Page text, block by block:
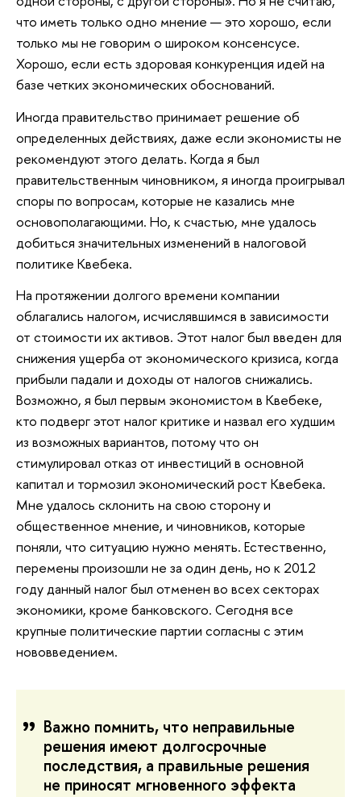
что иметь только одно мнение — это хорошо, если
только мы не говорим о широком консенсусе.
Хорошо, если есть здоровая конкуренция идей на
базе четких экономических обоснований.
Иногда правительство принимает решение об
определенных действиях, даже если экономисты не
рекомендуют этого делать. Когда я был
правительственным чиновником, я иногда проигрывал
споры по вопросам, которые не казались мне
основополагающими. Но, к счастью, мне удалось
добиться значительных изменений в налоговой
политике Квебека.
На протяжении долгого времени компании
облагались налогом, исчислявшимся в зависимости
от стоимости их активов. Этот налог был введен для
снижения ущерба от экономического кризиса, когда
прибыли падали и доходы от налогов снижались.
Возможно, я был первым экономистом в Квебеке,
кто подверг этот налог критике и назвал его худшим
из возможных вариантов, потому что он
стимулировал отказ от инвестиций в основной
капитал и тормозил экономический рост Квебека.
Мне удалось склонить на свою сторону и
общественное мнение, и чиновников, которые
поняли, что ситуацию нужно менять. Естественно,
перемены произошли не за один день, но к 2012
году данный налог был отменен во всех секторах
экономики, кроме банковского. Сегодня все
крупные политические партии согласны с этим
нововведением.
Важно помнить, что неправильные
решения имеют долгосрочные
последствия, а правильные решения
не приносят мгновенного эффекта